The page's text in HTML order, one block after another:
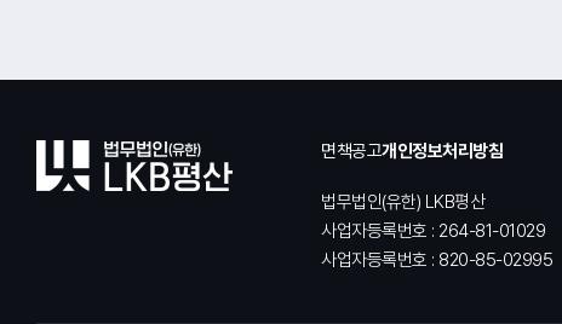
면책공고개인정보처리방침
법무법인(유한) LKB평산
사업자등록번호 : 264-81-01029
사업자등록번호 : 820-85-02995